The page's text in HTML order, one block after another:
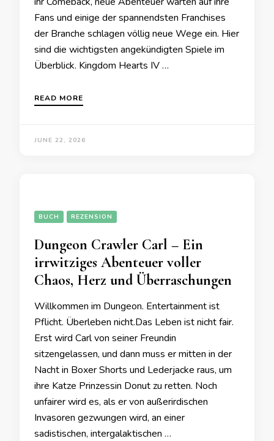
Fans und einige der spannendsten Franchises
der Branche schlagen völlig neue Wege ein. Hier
sind die wichtigsten angekündigten Spiele im
Überblick. Kingdom Hearts IV …
READ MORE
JUNE 22, 2026
BUCH REZENSION
Dungeon Crawler Carl – Ein
irrwitziges Abenteuer voller
Chaos, Herz und Überraschungen
Willkommen im Dungeon. Entertainment ist
Pflicht. Überleben nicht.Das Leben ist nicht fair.
Erst wird Carl von seiner Freundin
sitzengelassen, und dann muss er mitten in der
Nacht in Boxer Shorts und Lederjacke raus, um
ihre Katze Prinzessin Donut zu retten. Noch
unfairer wird es, als er von außerirdischen
Invasoren gezwungen wird, an einer
sadistischen, intergalaktischen …